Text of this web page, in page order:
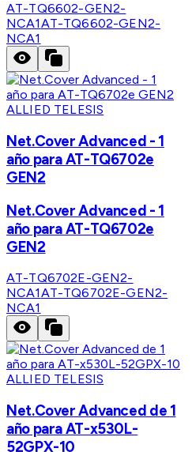
AT-TQ6602-GEN2-
NCA1AT-TQ6602-GEN2-
NCA1
ALLIED TELESIS
Net.Cover Advanced - 1
año para AT-TQ6702e
GEN2
Net.Cover Advanced - 1
año para AT-TQ6702e
GEN2
AT-TQ6702E-GEN2-
NCA1AT-TQ6702E-GEN2-
NCA1
ALLIED TELESIS
Net.Cover Advanced de 1
año para AT-x530L-
52GPX-10